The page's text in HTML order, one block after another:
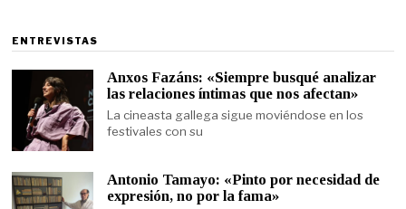
ENTREVISTAS
Anxos Fazáns: «Siempre busqué analizar
las relaciones íntimas que nos afectan»
La cineasta gallega sigue moviéndose en los
festivales con su
Antonio Tamayo: «Pinto por necesidad de
expresión, no por la fama»